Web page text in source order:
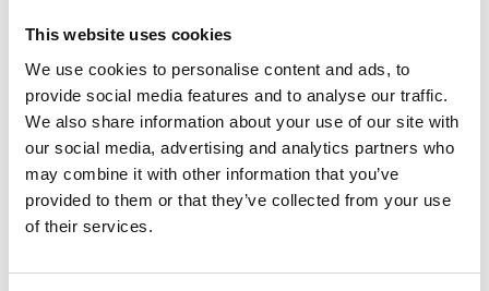
This website uses cookies
We use cookies to personalise content and ads, to
provide social media features and to analyse our traffic.
We also share information about your use of our site with
our social media, advertising and analytics partners who
may combine it with other information that you’ve
provided to them or that they’ve collected from your use
of their services.
Eine historische Eisenbahnfahrt
Ein historisches Ausflugsziel ist dieSchlossruine und
der Park von Gräfsnäs, ungefähr 20 km nördlich der
Stadt. Im Sommer werden hier Märkte, Konzerte und
andere Festlichkeiten veranstaltet. Auch das Café ist